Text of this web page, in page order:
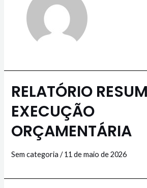
RELATÓRIO
EXECUÇÃO
ORÇAMENTÁRIA
Sem categoria /11 de maio de 2026